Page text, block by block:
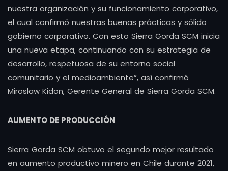
nuestra organización y su funcionamiento corporativo,
el cual confirmó nuestras buenas prácticas y sólido
gobierno corporativo. Con esto Sierra Gorda SCM inicia
una nueva etapa, continuando con su estrategia de
desarrollo, respetuosa de su entorno social
comunitario y el medioambiente”, así confirmó
Miroslaw Kidon, Gerente General de Sierra Gorda SCM.
AUMENTO DE PRODUCCIÓN
Sierra Gorda SCM obtuvo el segundo mejor resultado
en aumento productivo minero en Chile durante 2021,